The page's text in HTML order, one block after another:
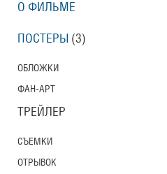
О ФИЛЬМЕ
ПОСТЕРЫ (3)
ОБЛОЖКИ
ФАН-АРТ
ТРЕЙЛЕР
СЪЕМКИ
ОТРЫВОК